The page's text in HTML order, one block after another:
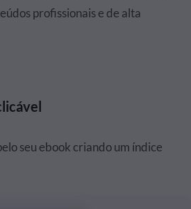
profissionais e de alta
seu ebook criando um índice